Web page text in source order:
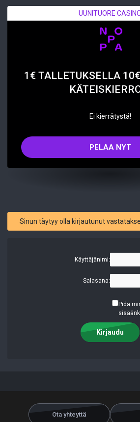
UUNITUORE
1€ TALLETUKSELLA
Ei kierrätystä!
PELAA NYT
Sinun täytyy olla kirjautunut
Käyttäjänimi:
Salasana:
Pidä
Kirjaudu
Ota yhteyttä